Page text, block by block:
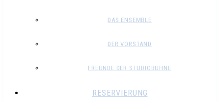
DAS ENSEMBLE
DER VORSTAND
FREUNDE DER STUDIOBÜHNE
RESERVIERUNG